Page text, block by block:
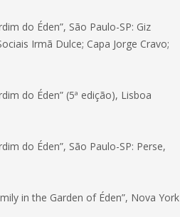
do Éden”, São Paulo-SP: Giz
Irmã Dulce; Capa Jorge Cravo;
do Éden” (5ª edição), Lisboa
do Éden”, São Paulo-SP: Perse,
in the Garden of Éden”, Nova York